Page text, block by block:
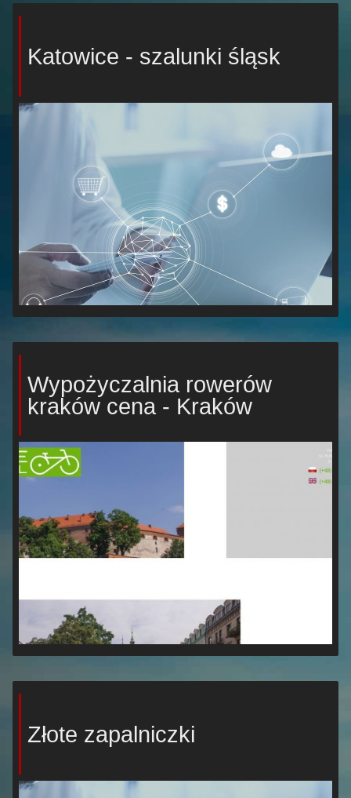
Katowice - szalunki śląsk
Wypożyczalnia rowerów
kraków cena - Kraków
Złote zapalniczki